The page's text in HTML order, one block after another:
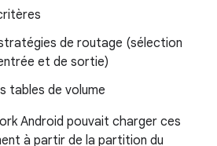
de routage (sélection
et de sortie)
tables de volume
Android pouvait charger ces
à partir de la partition du